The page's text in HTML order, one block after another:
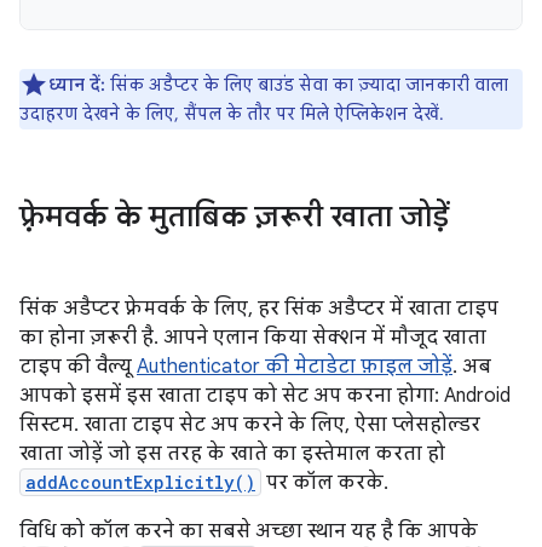
ध्यान दें: सिंक अडैप्टर के लिए बाउंड सेवा का ज़्यादा जानकारी वाला
उदाहरण देखने के लिए, सैंपल के तौर पर मिले ऐप्लिकेशन देखें.
फ़्रेमवर्क के मुताबिक ज़रूरी खाता जोड़ें
सिंक अडैप्टर फ़्रेमवर्क के लिए, हर सिंक अडैप्टर में खाता टाइप
का होना ज़रूरी है. आपने एलान किया सेक्शन में मौजूद खाता
टाइप की वैल्यू Authenticator की मेटाडेटा फ़ाइल जोड़ें. अब
आपको इसमें इस खाता टाइप को सेट अप करना होगा: Android
सिस्टम. खाता टाइप सेट अप करने के लिए, ऐसा प्लेसहोल्डर
खाता जोड़ें जो इस तरह के खाते का इस्तेमाल करता हो
addAccountExplicitly() पर कॉल करके.
विधि को कॉल करने का सबसे अच्छा स्थान यह है कि आपके